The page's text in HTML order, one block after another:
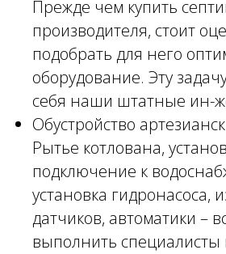
Прежде чем купить
производителя, стоит
подобрать для него
оборудование. Эту
себя наши штатные ин-
Обустройство
Рытье котлована,
подключение к
установка гидронасоса,
датчиков, автоматики –
выполнить специалисты